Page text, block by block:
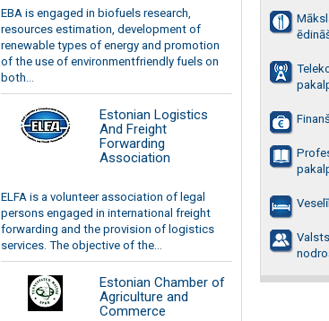
EBA is engaged in biofuels research,
resources estimation, development of
renewable types of energy and promotion
of the use of environmentfriendly fuels on
both...
Estonian Logistics
And Freight
Forwarding
Association
ELFA is a volunteer association of legal
persons engaged in international freight
forwarding and the provision of logistics
services. The objective of the...
Estonian Chamber of
Agriculture and
Commerce